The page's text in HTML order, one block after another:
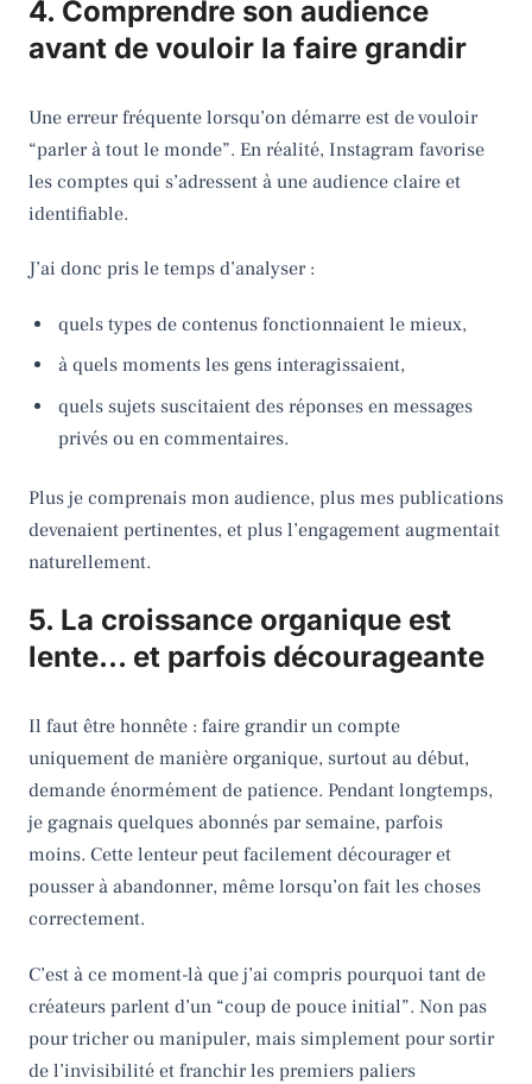
4. Comprendre son audience
avant de vouloir la faire grandir
Une erreur fréquente lorsqu’on démarre est de vouloir
“parler à tout le monde”. En réalité, Instagram favorise
les comptes qui s’adressent à une audience claire et
identifiable.
J’ai donc pris le temps d’analyser :
quels types de contenus fonctionnaient le mieux,
à quels moments les gens interagissaient,
quels sujets suscitaient des réponses en messages
privés ou en commentaires.
Plus je comprenais mon audience, plus mes publications
devenaient pertinentes, et plus l’engagement augmentait
naturellement.
5. La croissance organique est
lente… et parfois décourageante
Il faut être honnête : faire grandir un compte
uniquement de manière organique, surtout au début,
demande énormément de patience. Pendant longtemps,
je gagnais quelques abonnés par semaine, parfois
moins. Cette lenteur peut facilement décourager et
pousser à abandonner, même lorsqu’on fait les choses
correctement.
C’est à ce moment-là que j’ai compris pourquoi tant de
créateurs parlent d’un “coup de pouce initial”. Non pas
pour tricher ou manipuler, mais simplement pour sortir
de l’invisibilité et franchir les premiers paliers